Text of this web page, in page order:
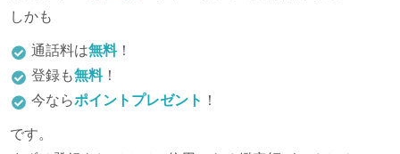
しかも
通話料は無料！
登録も無料！
今ならポイントプレゼント ！
です。